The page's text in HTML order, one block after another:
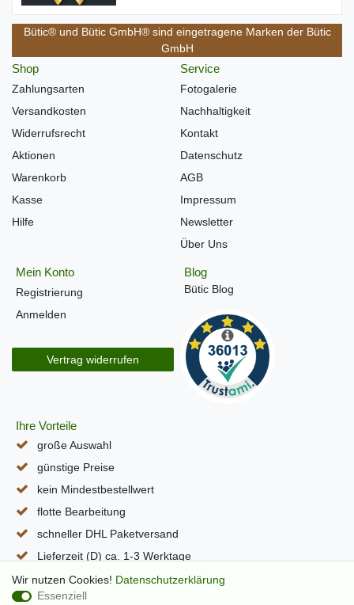
Bütic® und Bütic GmbH® sind eingetragene Marken der Bütic
GmbH
Shop
Zahlungsarten
Versandkosten
Widerrufsrecht
Aktionen
Warenkorb
Kasse
Hilfe
Service
Fotogalerie
Nachhaltigkeit
Kontakt
Datenschutz
AGB
Impressum
Newsletter
Über Uns
Mein Konto
Registrierung
Anmelden
Vertrag widerrufen
Blog
Bütic Blog
Ihre Vorteile
große Auswahl
günstige Preise
kein Mindestbestellwert
flotte Bearbeitung
schneller DHL Paketversand
Lieferzeit (D) ca. 1-3 Werktage
alle Seiten per SSL verschlüsselt
Wir nutzen Cookies! Daten­schutz­erklärung
Essenziell